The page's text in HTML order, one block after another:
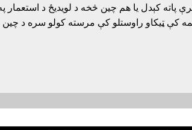
پاته کېدل يا هم چين څخه د لويديځ د
ټيکاو راوستلو کې مرسته کولو سره د چين